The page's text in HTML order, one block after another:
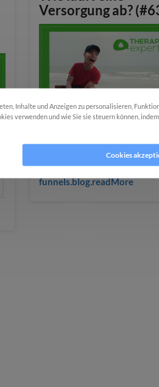
Versorgung ab?
funnels.blog.readMore
Inhalte und Anzeigen zu personalisieren,
verwenden und wie Sie sie steuern können,
Cookies